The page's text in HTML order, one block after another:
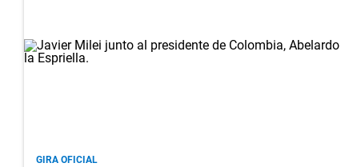
GIRA OFICIAL